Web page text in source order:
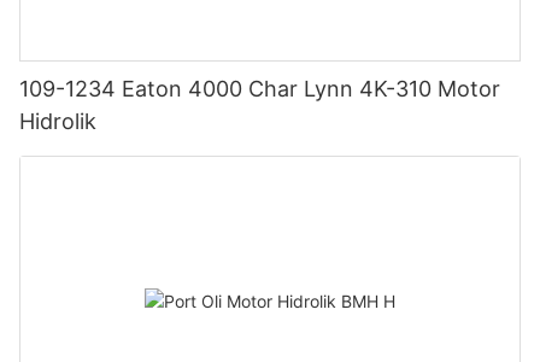
109-1234 Eaton 4000 Char Lynn 4K-310 Motor
Hidrolik